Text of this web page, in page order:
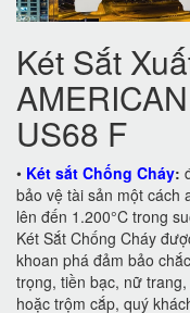
Két Sắt
US68 F
• Két sắt Chống Cháy:
bảo vệ tài sản một cách
lên đến 1.200°C trong
Két Sắt Chống Cháy
khoan phá đảm bảo
trọng, tiền bạc, nữ
hoặc trộm cắp, quý